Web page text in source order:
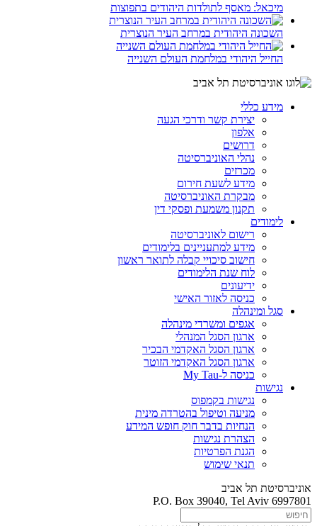
מיכאל: מאסף לתולדות היהודים בתפוצות
השכונה היהודית במרחב העיר הנוצרית
החייל היהודי במלחמת העולם השנייה
מידע כללי
יצירת קשר ודרכי הגעה
אלפון
דרושים
נהלי האוניברסיטה
מכרזים
מידע לשעת חירום
מבקרת האוניברסיטה
תקנון משמעת ופסקי דין
לימודים
רישום לאוניברסיטה
מידע למתעניינים בלימודים
חישוב סיכויי קבלה לתואר ראשון
לוח שנת הלימודים
ידיעונים
כניסה לאזור האישי
סגל ומינהלה
אגפים ומשרדי מינהלה
ארגון הסגל המנהלי
ארגון הסגל האקדמי הבכיר
ארגון הסגל האקדמי הזוטר
כניסה ל-My Tau
נגישות
נגישות בקמפוס
מניעה וטיפול בהטרדה מינית
הנחיות בדבר חוק חופש המידע
הצהרת נגישות
הגנת הפרטיות
תנאי שימוש
אוניברסיטת תל אביב
P.O. Box 39040, Tel Aviv 6997801